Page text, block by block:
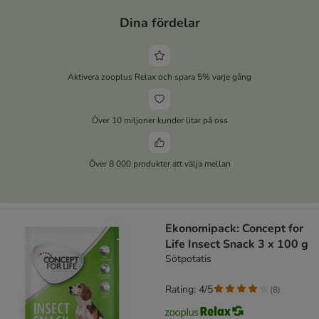
Dina fördelar
Aktivera zooplus Relax och spara 5% varje gång
Över 10 miljoner kunder litar på oss
Över 8 000 produkter att välja mellan
Ekonomipack: Concept for
Life Insect Snack 3 x 100 g
Sötpotatis
Rating: 4/5 (8)